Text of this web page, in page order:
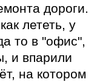
дороги.
лететь, у
то в "офис",
и впарили
на котором